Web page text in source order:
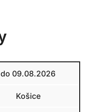
do 09.08.2026
Košice